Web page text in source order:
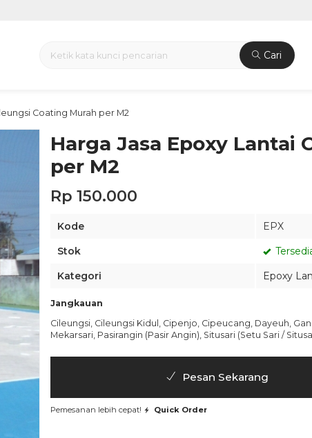
Cari
Coating Murah per M2
Harga Jasa Epoxy Lantai
per M2
Rp 150.000
Kode
EPX
Stok
Kategori
Epoxy
Jangkauan
Cileungsi, Cileungsi Kidul, Cipenjo, Cipeucang, Dayeuh,
Mekarsari, Pasirangin (Pasir Angin), Situsari (Setu Sari /
Pesan Sekarang
Pemesanan lebih cepat! Quick Order